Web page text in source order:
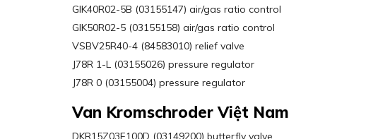
GIK40R02-5B (03155147) air/gas ratio control
GIK50R02-5 (03155158) air/gas ratio control
VSBV25R40-4 (84583010) relief valve
J78R 1-L (03155026) pressure regulator
J78R 0 (03155004) pressure regulator
Van Kromschroder Việt Nam
DKR15Z03F100D (03149200) butterfly valve